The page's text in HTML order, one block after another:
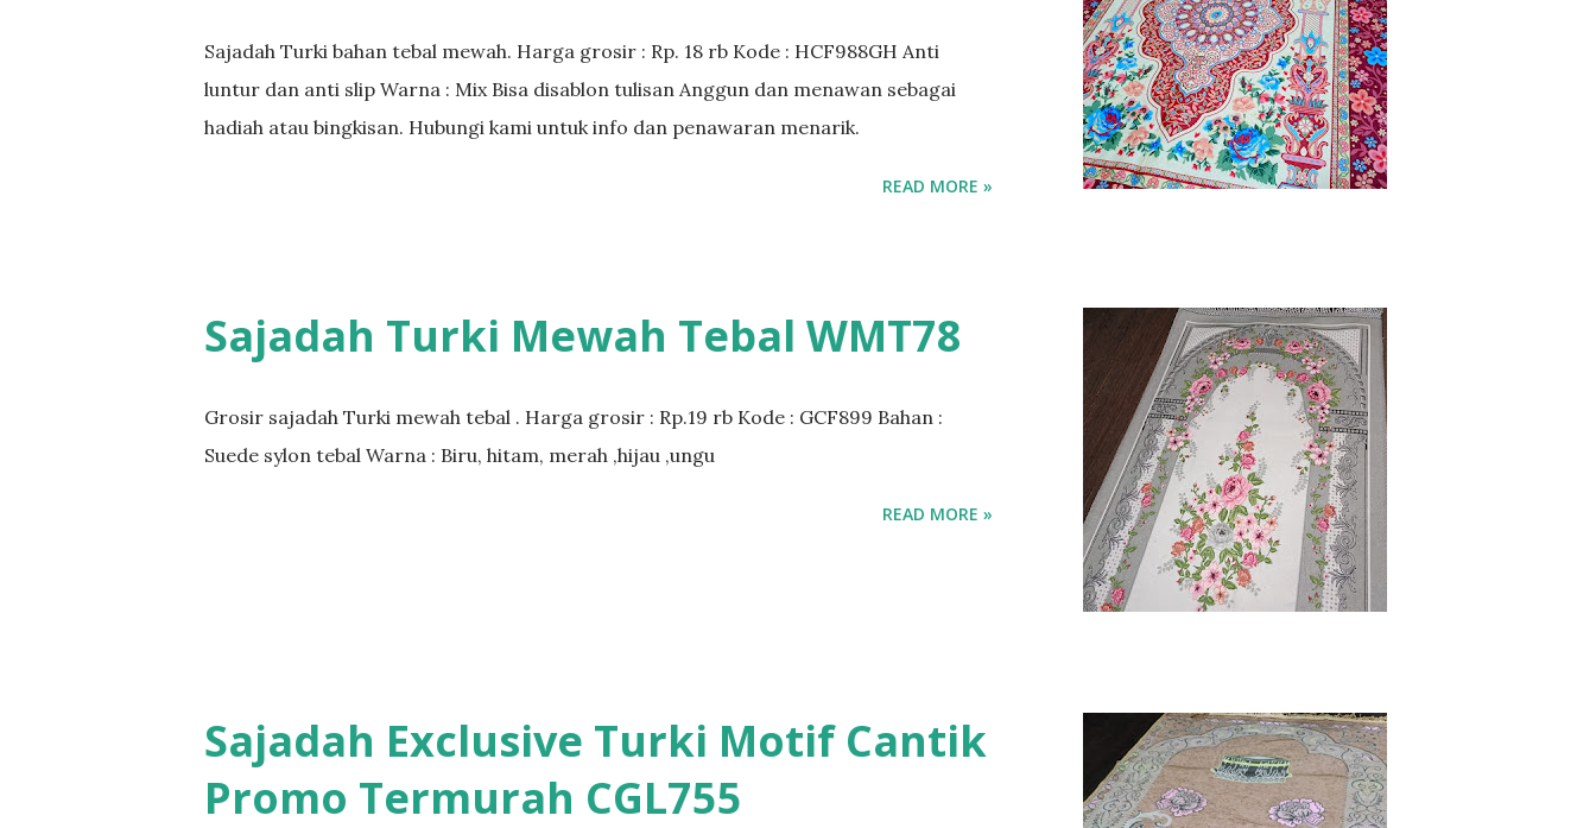
Sajadah Turki bahan tebal mewah. Harga grosir : Rp. 18 rb Kode : HCF988GH Anti
luntur dan anti slip Warna : Mix Bisa disablon tulisan Anggun dan menawan sebagai
hadiah atau bingkisan. Hubungi kami untuk info dan penawaran menarik.
READ MORE »
Sajadah Turki Mewah Tebal WMT78
Grosir sajadah Turki mewah tebal . Harga grosir : Rp.19 rb Kode : GCF899 Bahan :
Suede sylon tebal Warna : Biru, hitam, merah ,hijau ,ungu
READ MORE »
Sajadah Exclusive Turki Motif Cantik
Promo Termurah CGL755